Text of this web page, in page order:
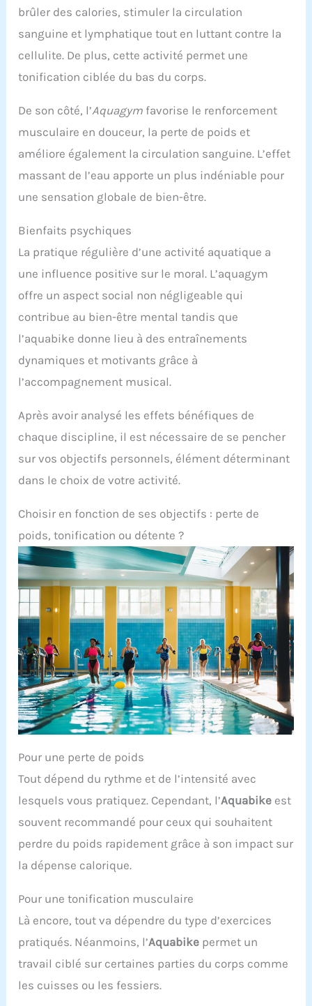
brûler des calories, stimuler la circulation
sanguine et lymphatique tout en luttant contre la
cellulite. De plus, cette activité permet une
tonification ciblée du bas du corps.
De son côté, l’Aquagym favorise le renforcement
musculaire en douceur, la perte de poids et
améliore également la circulation sanguine. L’effet
massant de l’eau apporte un plus indéniable pour
une sensation globale de bien-être.
Bienfaits psychiques
La pratique régulière d’une activité aquatique a
une influence positive sur le moral. L’aquagym
offre un aspect social non négligeable qui
contribue au bien-être mental tandis que
l’aquabike donne lieu à des entraînements
dynamiques et motivants grâce à
l’accompagnement musical.
Après avoir analysé les effets bénéfiques de
chaque discipline, il est nécessaire de se pencher
sur vos objectifs personnels, élément déterminant
dans le choix de votre activité.
Choisir en fonction de ses objectifs : perte de
poids, tonification ou détente ?
Pour une perte de poids
Tout dépend du rythme et de l’intensité avec
lesquels vous pratiquez. Cependant, l’Aquabike est
souvent recommandé pour ceux qui souhaitent
perdre du poids rapidement grâce à son impact sur
la dépense calorique.
Pour une tonification musculaire
Là encore, tout va dépendre du type d’exercices
pratiqués. Néanmoins, l’Aquabike permet un
travail ciblé sur certaines parties du corps comme
les cuisses ou les fessiers.